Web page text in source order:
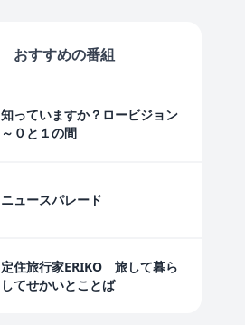
おすすめの番組
知っていますか？ロービジョン
～０と１の間
ニュースパレード
定住旅行家ERIKO 旅して暮ら
してせかいとことば